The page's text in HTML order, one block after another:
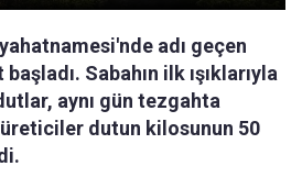
adı geçen
Sabahın ilk ışıklarıyla
aynı gün tezgahta
dutun kilosunun 50